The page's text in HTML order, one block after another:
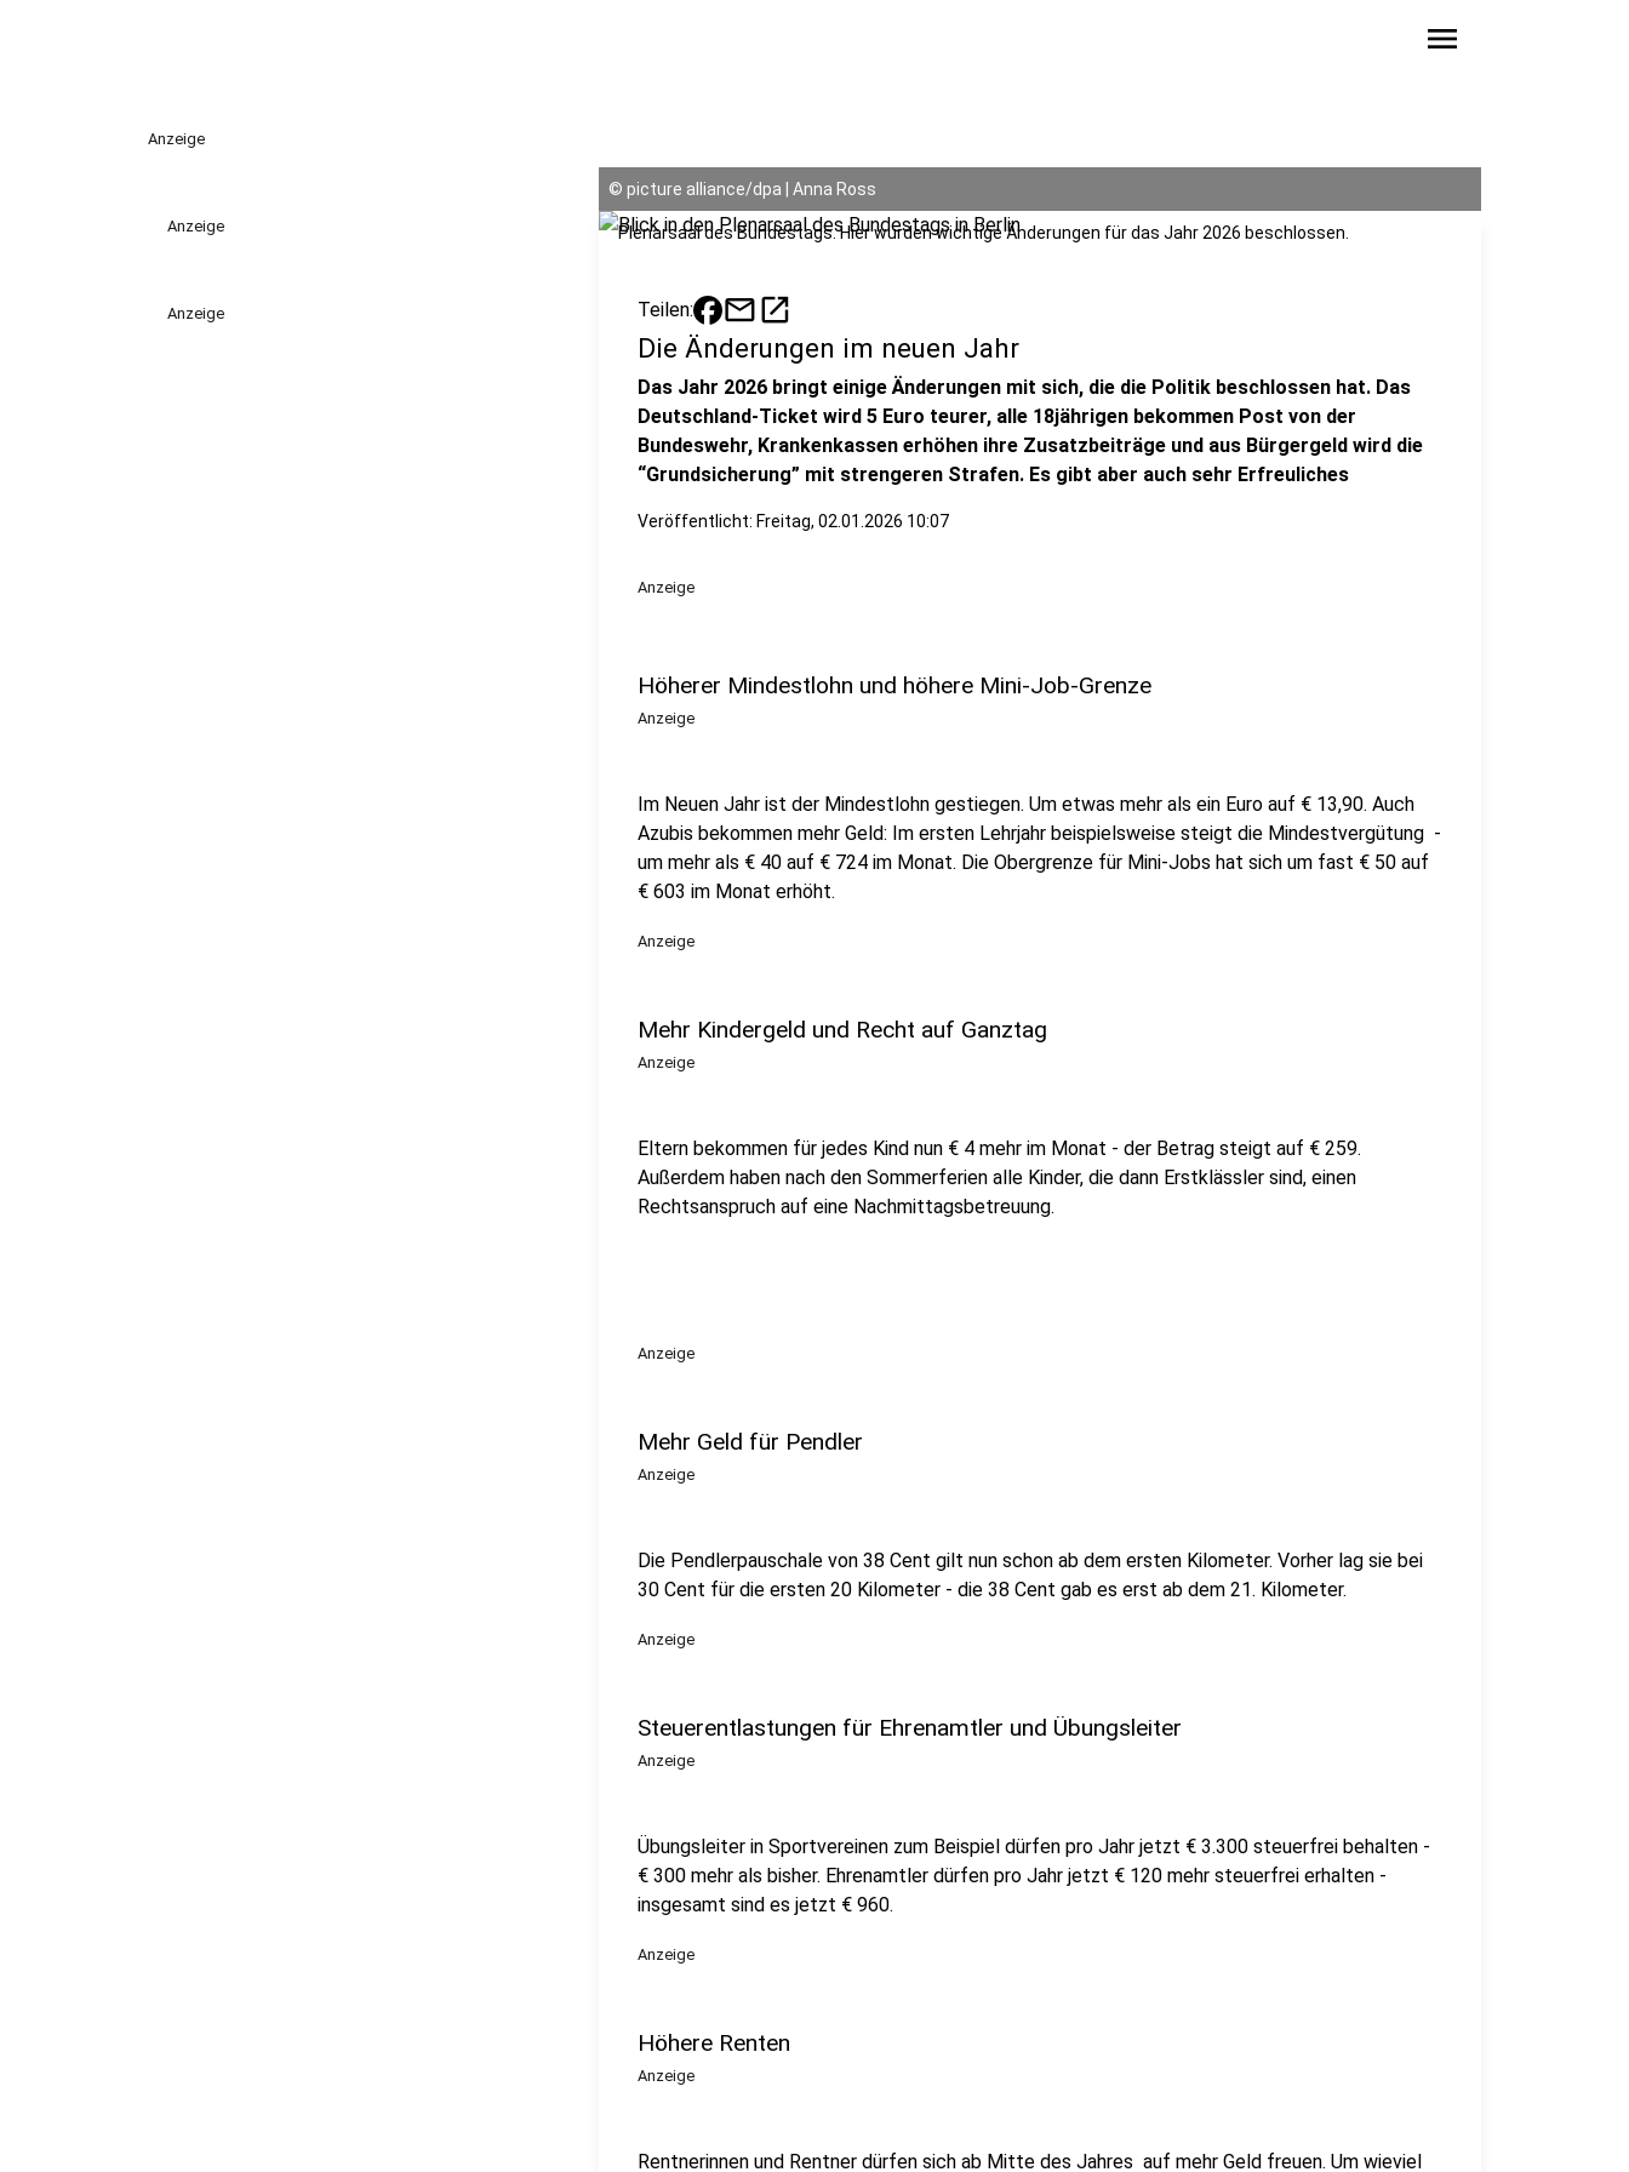
menu
Anzeige
Anzeige
Anzeige
© picture alliance/dpa | Anna Ross
Plenarsaal des Bundestags. Hier wurden wichtige Änderungen für das Jahr 2026 beschlossen.
Teilen: mailopen_in_new
Die Änderungen im neuen Jahr
Das Jahr 2026 bringt einige Änderungen mit sich, die die Politik beschlossen hat. Das
Deutschland-Ticket wird 5 Euro teurer, alle 18jährigen bekommen Post von der
Bundeswehr, Krankenkassen erhöhen ihre Zusatzbeiträge und aus Bürgergeld wird die
“Grundsicherung” mit strengeren Strafen. Es gibt aber auch sehr Erfreuliches
Veröffentlicht: Freitag, 02.01.2026 10:07
Anzeige
Höherer Mindestlohn und höhere Mini-Job-Grenze
Anzeige
Im Neuen Jahr ist der Mindestlohn gestiegen. Um etwas mehr als ein Euro auf € 13,90. Auch
Azubis bekommen mehr Geld: Im ersten Lehrjahr beispielsweise steigt die Mindestvergütung -
um mehr als € 40 auf € 724 im Monat. Die Obergrenze für Mini-Jobs hat sich um fast € 50 auf
€ 603 im Monat erhöht.
Anzeige
Mehr Kindergeld und Recht auf Ganztag
Anzeige
Eltern bekommen für jedes Kind nun € 4 mehr im Monat - der Betrag steigt auf € 259.
Außerdem haben nach den Sommerferien alle Kinder, die dann Erstklässler sind, einen
Rechtsanspruch auf eine Nachmittagsbetreuung.
Anzeige
Mehr Geld für Pendler
Anzeige
Die Pendlerpauschale von 38 Cent gilt nun schon ab dem ersten Kilometer. Vorher lag sie bei
30 Cent für die ersten 20 Kilometer - die 38 Cent gab es erst ab dem 21. Kilometer.
Anzeige
Steuerentlastungen für Ehrenamtler und Übungsleiter
Anzeige
Übungsleiter in Sportvereinen zum Beispiel dürfen pro Jahr jetzt € 3.300 steuerfrei behalten -
€ 300 mehr als bisher. Ehrenamtler dürfen pro Jahr jetzt € 120 mehr steuerfrei erhalten -
insgesamt sind es jetzt € 960.
Anzeige
Höhere Renten
Anzeige
Rentnerinnen und Rentner dürfen sich ab Mitte des Jahres auf mehr Geld freuen. Um wieviel